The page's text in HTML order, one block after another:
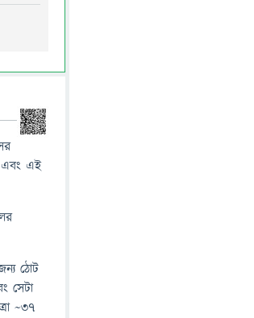
এবং এই
ঠোট
সেটা
~৩৭